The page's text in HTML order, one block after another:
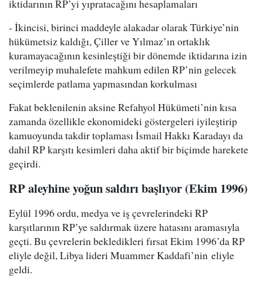
iktidarının RP’yi yıpratacağını hesaplamaları
- İkincisi, birinci maddeyle alakadar olarak Türkiye’nin
hükümetsiz kaldığı, Çiller ve Yılmaz’ın ortaklık
kuramayacağının kesinleştiği bir dönemde iktidarına izin
verilmeyip muhalefete mahkum edilen RP’nin gelecek
seçimlerde patlama yapmasından korkulması
Fakat beklenilenin aksine Refahyol Hükümeti’nin kısa
zamanda özellikle ekonomideki göstergeleri iyileştirip
kamuoyunda takdir toplaması İsmail Hakkı Karadayı da
dahil RP karşıtı kesimleri daha aktif bir biçimde harekete
geçirdi.
RP aleyhine yoğun saldırı başlıyor (Ekim 1996)
Eylül 1996 ordu, medya ve iş çevrelerindeki RP
karşıtlarının RP’ye saldırmak üzere hatasını aramasıyla
geçti. Bu çevrelerin bekledikleri fırsat Ekim 1996’da RP
eliyle değil, Libya lideri Muammer Kaddafi’nin eliyle
geldi.